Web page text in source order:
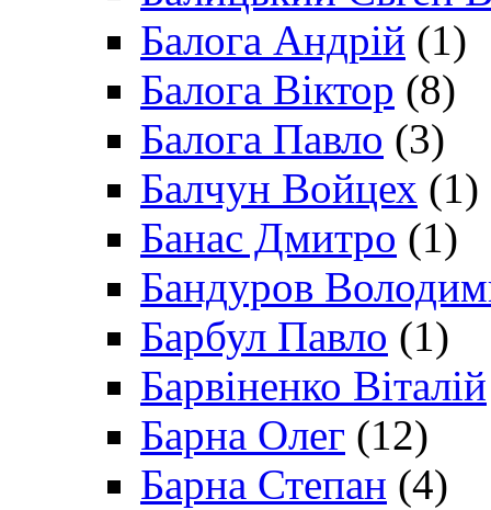
Балога Андрій (1)
Балога Віктор (8)
Балога Павло (3)
Балчун Войцех (1)
Банас Дмитро (1)
Бандуров
Барбул Павло (1)
Барвіненко Віталій
Барна Олег (12)
Барна Степан (4)